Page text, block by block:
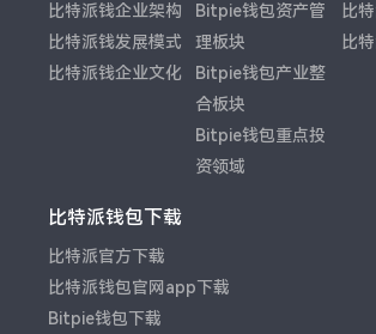
比特派钱企业架构
比特派钱发展模式
比特派钱企业文化
Bitpie钱包资产管
理板块
Bitpie钱包产业整
合板块
Bitpie钱包重点投
资领域
比
比
比特派钱包下载
比特派官方下载
比特派钱包官网app下载
Bitpie钱包下载